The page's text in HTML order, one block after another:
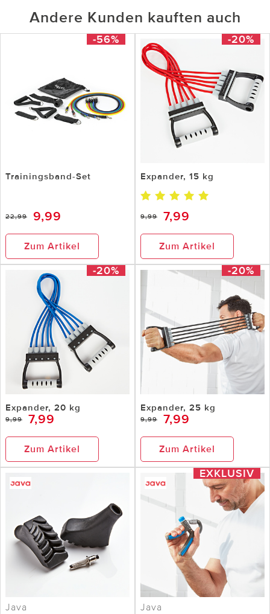
Andere Kunden kauften auch
-56%
Trainingsband-Set
22,99 9,99
Zum Artikel
-20%
Expander, 15 kg
9,99 7,99
Zum Artikel
-20%
Expander, 20 kg
9,99 7,99
Zum Artikel
-20%
Expander, 25 kg
9,99 7,99
Zum Artikel
Java
EXKLUSIV
Java